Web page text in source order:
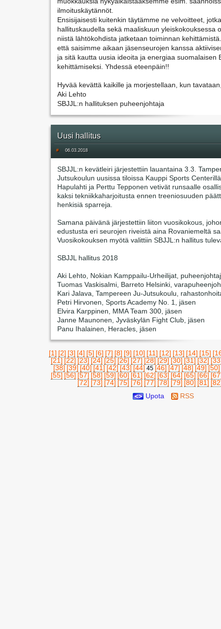
ilmoituskäytännöt.
Ensisijaisesti kuitenkin täytämme ne velvoitteet,
hallituskaudella sekä maaliskuun yleiskokouksessa
niistä lähtökohdista jatketaan toiminnan
että saisimme aikaan jäsenseurojen kanssa
ja sitä kautta uusia ideoita ja energiaa suomalaisen
kehittämiseksi. Yhdessä eteenpäin!!
Hyvää kevättä kaikille ja morjestellaan, kun
Aki Lehto
SBJJL:n hallituksen puheenjohtaja
Uusi hallitus
# 06.03.2018
SBJJL:n kevätleiri järjestettiin lauantaina 3.3.
Jutsukoulun uusissa tiloissa Kauppi Sports
Hapulahti ja Perttu Tepponen vetivät runsaalle
kaksi tekniikkaharjoitusta ennen treeniosuuden
henkisiä sparreja.
Samana päivänä järjestettiin liiton vuosikokous,
edustusta eri seurojen riveistä aina Rovaniemeltä
Vuosikokouksen myötä valittiin SBJJL:n hallitus
SBJJL hallitus 2018
Aki Lehto, Nokian Kamppailu-Urheilijat,
Tuomas Vaskisalmi, Barreto Helsinki,
Kari Jalava, Tampereen Ju-Jutsukoulu,
Petri Hirvonen, Sports Academy No. 1, jäsen
Elvira Karppinen, MMA Team 300, jäsen
Janne Maunonen, Jyväskylän Fight Club, jäsen
Panu Ihalainen, Heracles, jäsen
[1] [2] [3] [4] [5] [6] [7] [8] [9] [10] [11] [12] [13] [14] [15]
[21] [22] [23] [24] [25] [26] [27] [28] [29] [30] [31] [32]
[38] [39] [40] [41] [42] [43] [44] 45 [46] [47] [48] [49] [50]
[55] [56] [57] [58] [59] [60] [61] [62] [63] [64] [65] [66]
[72] [73] [74] [75] [76] [77] [78] [79] [80] [81]
Upota
RSS